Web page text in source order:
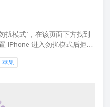
扰模式”，在该页面下方找到
iPhone 进入勿扰模式后拒接
苹果